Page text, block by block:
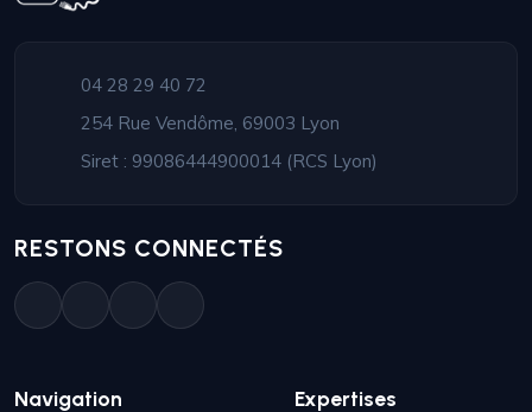
04 28 29 40 72
254 Rue Vendôme, 69003 Lyon
Siret : 99086444900014 (RCS Lyon)
RESTONS CONNECTÉS
Navigation Expertises